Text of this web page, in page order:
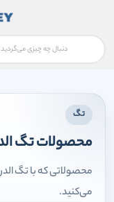
تگ
محصولات تگ
محصولاتی که با تگ
می‌کنید.